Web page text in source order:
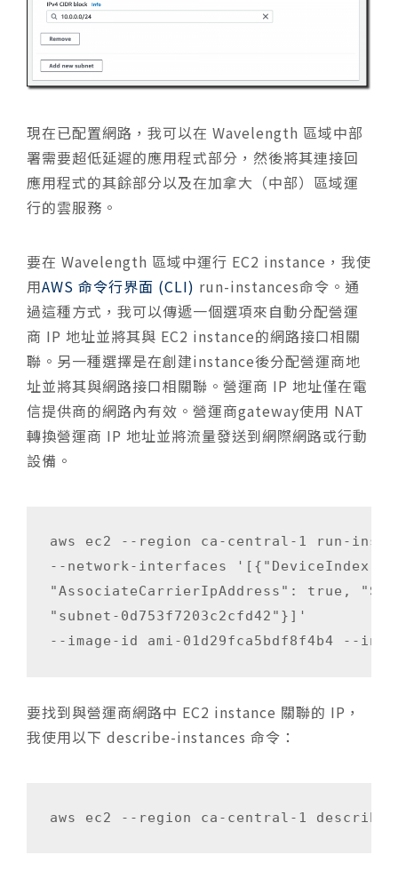
現在已配置網路，我可以在 Wavelength 區域中部
署需要超低延遲的應用程式部分，然後將其連接回
應用程式的其餘部分以及在加拿大（中部）區域運
行的雲服務。
要在 Wavelength 區域中運行 EC2 instance，我使
用AWS 命令​​行界面 (CLI) run-instances命令。通
過這種方式，我可以傳遞一個選項來自動分配營運
商 IP 地址並將其與 EC2 instance的網路接口相關
聯。另一種選擇是在創建instance後分配營運商地
址並將其與網路接口相關聯。營運商 IP 地址僅在電
信提供商的網路內有效。營運商gateway使用 NAT
轉換營運商 IP 地址並將流量發送到網際網路或行動
設備。
aws ec2 --region ca-central-1 run-
--network-interfaces
"AssociateCarrierIpAddress": true,
"subnet-0d753f7203c2cfd42"}]'
要找到與營運商網路中 EC2 instance 關聯的 IP，
我使用以下 describe-instances 命令：